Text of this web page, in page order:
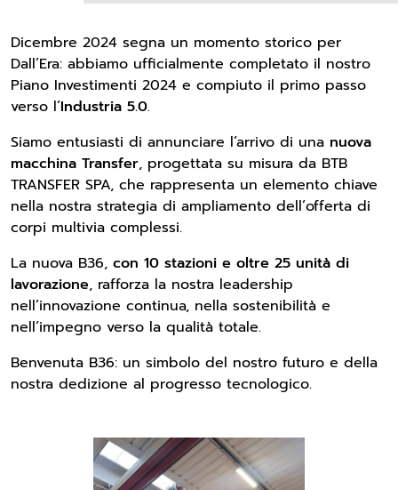
Dicembre 2024 segna un momento storico per
Dall’Era: abbiamo ufficialmente completato il nostro
Piano Investimenti 2024 e compiuto il primo passo
verso l’Industria 5.0.
Siamo entusiasti di annunciare l’arrivo di una nuova
macchina Transfer, progettata su misura da BTB
TRANSFER SPA, che rappresenta un elemento chiave
nella nostra strategia di ampliamento dell’offerta di
corpi multivia complessi.
La nuova B36, con 10 stazioni e oltre 25 unità di
lavorazione, rafforza la nostra leadership
nell’innovazione continua, nella sostenibilità e
nell’impegno verso la qualità totale.
Benvenuta B36: un simbolo del nostro futuro e della
nostra dedizione al progresso tecnologico.